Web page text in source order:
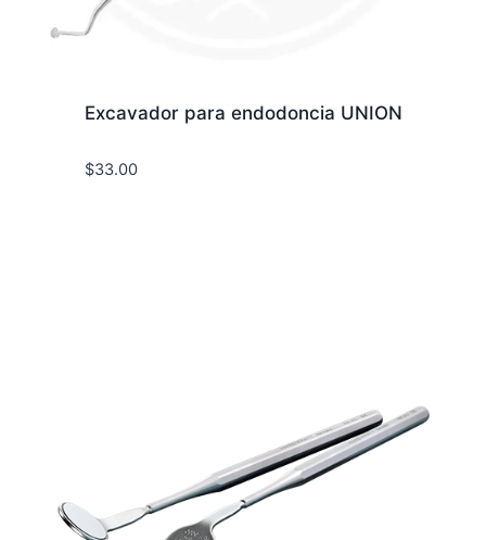
Excavador para endodoncia UNION
$33.00